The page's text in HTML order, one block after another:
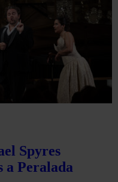
Spyres
a Peralada